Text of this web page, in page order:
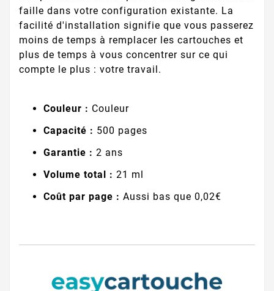
faille dans votre configuration existante. La
facilité d'installation signifie que vous passerez
moins de temps à remplacer les cartouches et
plus de temps à vous concentrer sur ce qui
compte le plus : votre travail.
Couleur : Couleur
Capacité : 500 pages
Garantie : 2 ans
Volume total : 21 ml
Coût par page : Aussi bas que 0,02€